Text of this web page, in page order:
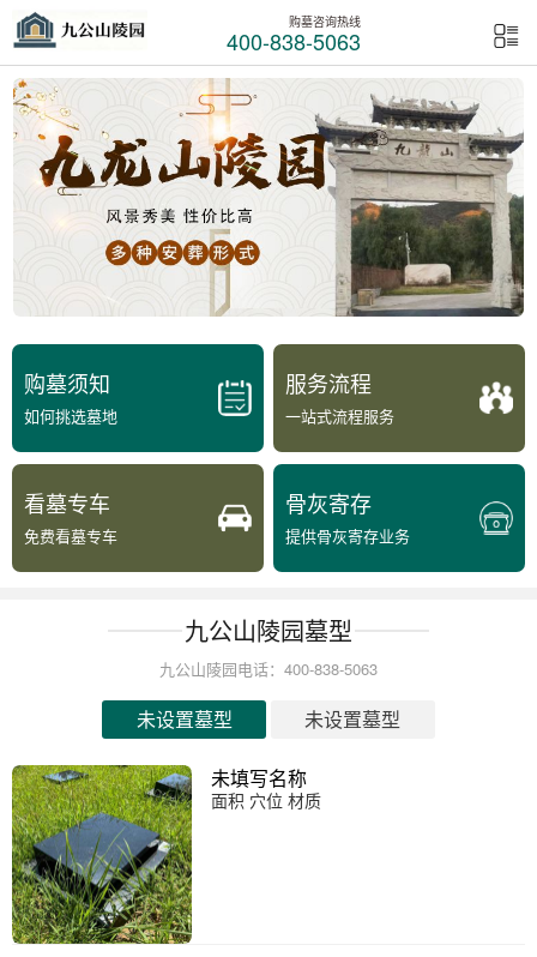
购墓咨询热线
400-838-5063
购墓须知
如何挑选墓地
服务流程
一站式流程服务
看墓专车
免费看墓专车
骨灰寄存
提供骨灰寄存业务
九公山陵园墓型
九公山陵园电话：400-838-5063
未设置墓型 未设置墓型
未填写名称
面积 穴位 材质